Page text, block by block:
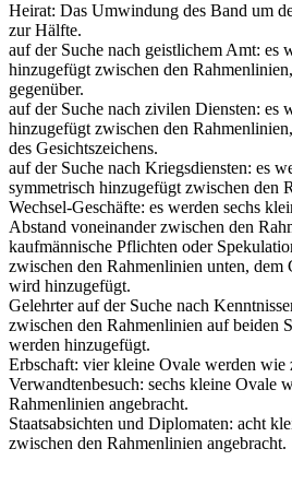
Heirat: Das Umwindung des Band um
zur Hälfte.
auf der Suche nach geistlichem Amt: es
hinzugefügt zwischen den
gegenüber.
auf der Suche nach zivilen Diensten: es
hinzugefügt zwischen den
des Gesichtszeichens.
auf der Suche nach Kriegsdiensten: es
symmetrisch hinzugefügt zwischen den
Wechsel-Geschäfte: es werden sechs
Abstand voneinander zwischen den
kaufmännische Pflichten oder
zwischen den Rahmenlinien unten, dem
wird hinzugefügt.
Gelehrter auf der Suche nach
zwischen den Rahmenlinien auf beiden
werden hinzugefügt.
Erbschaft: vier kleine Ovale werden wie
Verwandtenbesuch: sechs kleine Ovale
Rahmenlinien angebracht.
Staatsabsichten und Diplomaten: acht
zwischen den Rahmenlinien angebracht.